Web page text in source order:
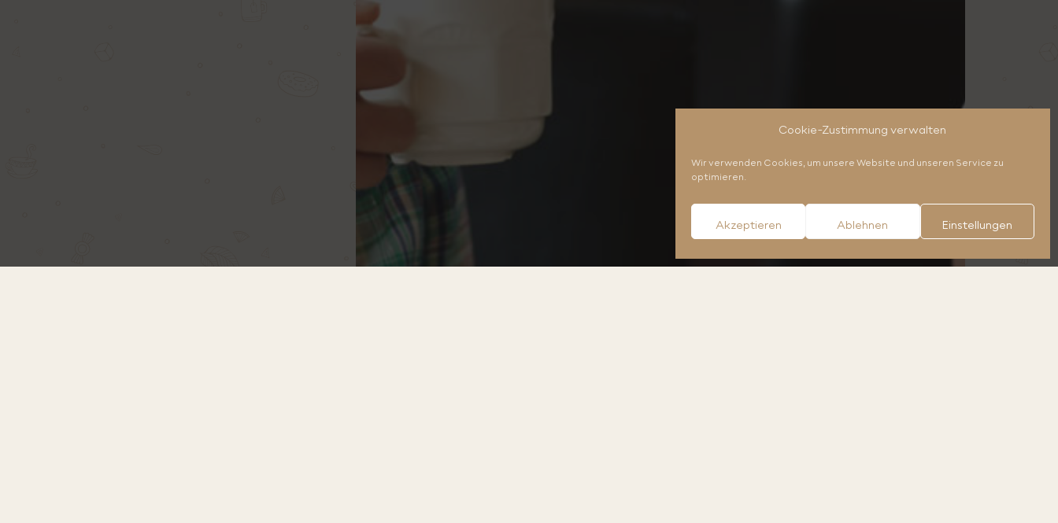
Cookie-Zustimmung verwalten
Wir verwenden Cookies, um unsere Website und unseren Service zu
optimieren.
Akzeptieren Ablehnen Einstellungen